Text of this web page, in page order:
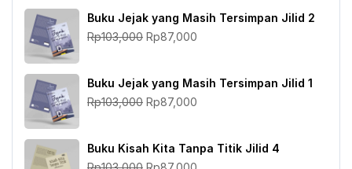
Buku Jejak yang Masih Tersimpan Jilid 2
Rp103,000 Harga
Rp103,000.
Rp87,000
Buku Jejak yang Masih Tersimpan Jilid 1
Rp103,000 Harga
Rp103,000.
Rp87,000
adalah:
Buku Kisah Kita Tanpa Titik Jilid 4
Harga